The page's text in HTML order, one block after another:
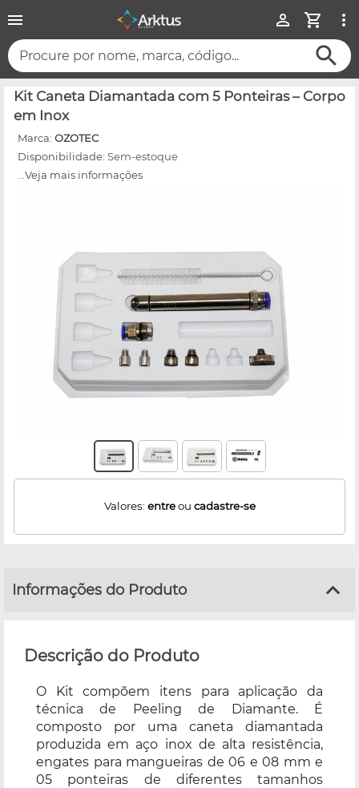
Procure por nome, marca, código...
Kit Caneta Diamantada com 5 Ponteiras – Corpo
em Inox
Marca: OZOTEC
Disponibilidade: Sem-estoque
...Veja mais informações
Valores: entreou cadastre-se
Informações do Produto
Descrição do Produto
O Kit compõem itens para aplicação da
técnica de Peeling de Diamante. É
composto por uma caneta diamantada
produzida em aço inox de alta resistência,
engates para mangueiras de 06 e 08 mm e
05 ponteiras de diferentes tamanhos